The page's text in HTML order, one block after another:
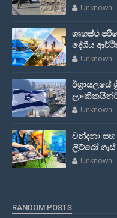
Unknown
ගෘහස්ථ
දේශීය
Unknown
ඊශ්‍රායලයේ
Unknown
වන්දනා
ලිට්රෝ
Unknown
RANDOM POSTS